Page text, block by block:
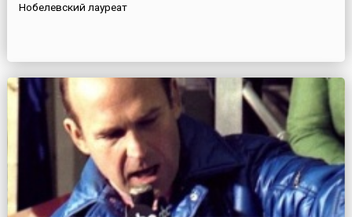
Нобелевский лауреат